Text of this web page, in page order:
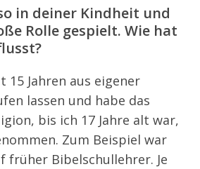
in deiner Kindheit und
Rolle gespielt. Wie hat
15 Jahren aus eigener
lassen und habe das
bis ich 17 Jahre alt war,
Zum Beispiel war
früher Bibelschullehrer. Je